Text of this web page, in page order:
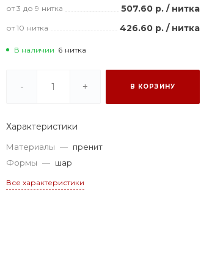
от 3 до 9 нитка 507.60 р. / нитка
от 10 нитка 426.60 р. / нитка
В наличии 6 нитка
- + В КОРЗИНУ
Характеристики
Материалы — пренит
Формы — шар
Все характеристики